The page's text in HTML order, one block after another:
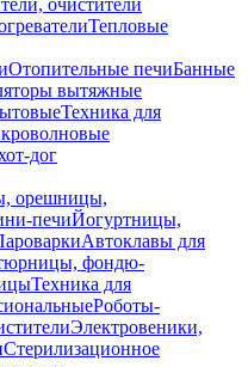
очистители
Тепловые
Отопительные печиБанные
вытяжные
Техника для
дог
орешницы,
печиЙогуртницы,
Автоклавы для
фондю-
Техника для
Роботы-
Электровеники,
Стерилизационное